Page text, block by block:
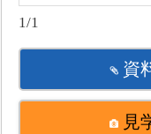
1/1
資
見